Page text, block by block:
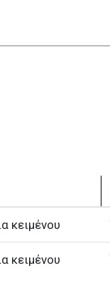
κειμένου
κειμένου